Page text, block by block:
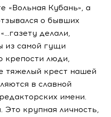
«Вольная Кубань», а
о бывших
делали,
из самой гущи
крепости люди,
тяжелый крест нашей
в славной
имени.
крупная личность,